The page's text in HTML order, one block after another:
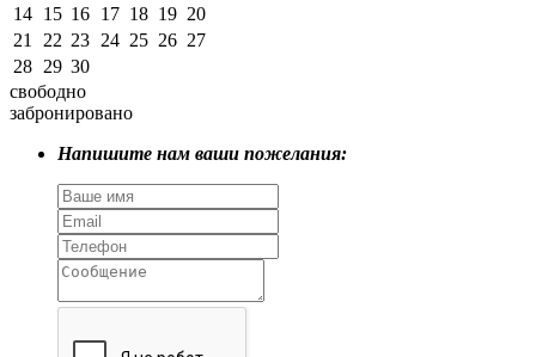
14 15 16 17 18 19 20
21
22 23 24 25 26 27
28 29 30
свободно
забронировано
Напишите нам ваши пожелания: